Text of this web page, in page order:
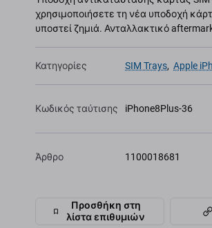
χρησιμοποιήσετε τη νέα υποδοχή
υποστεί ζημιά. Ανταλλακτικό
Κατηγορίες SIM Trays, Apple
Κωδικός ταύτισης iPhone8Plus-36
Άρθρο 1100018681
Προσθήκη στη
λίστα επιθυμιών